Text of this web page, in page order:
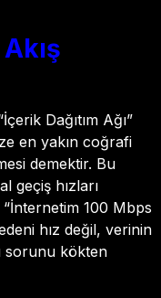
Dağıtım Ağı”
en yakın coğrafi
demektir. Bu
geçiş hızları
“İnternetim 100 Mbps
hız değil, verinin
sorunu kökten